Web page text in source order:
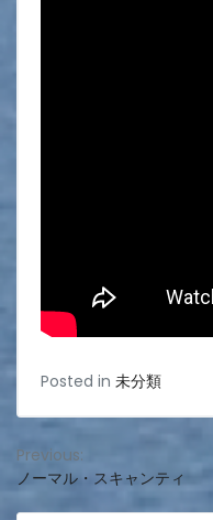
Posted in 未分類
投
稿
Previous:
ノーマル・スキャンティ